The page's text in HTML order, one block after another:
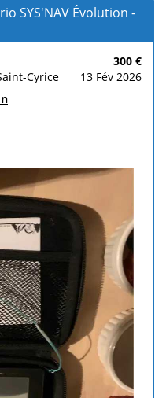
SYS'NAV Évolution -
300 €
Cyrice
13 Fév 2026